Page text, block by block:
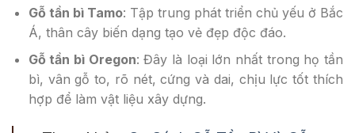
Gỗ tần bì Tamo: Tập trung phát triển chủ yếu ở Bắc
Á, thân cây biến dạng tạo vẻ đẹp độc đáo.
Gỗ tần bì Oregon: Đây là loại lớn nhất trong họ tần
bì, vân gỗ to, rõ nét, cứng và dai, chịu lực tốt thích
hợp để làm vật liệu xây dựng.